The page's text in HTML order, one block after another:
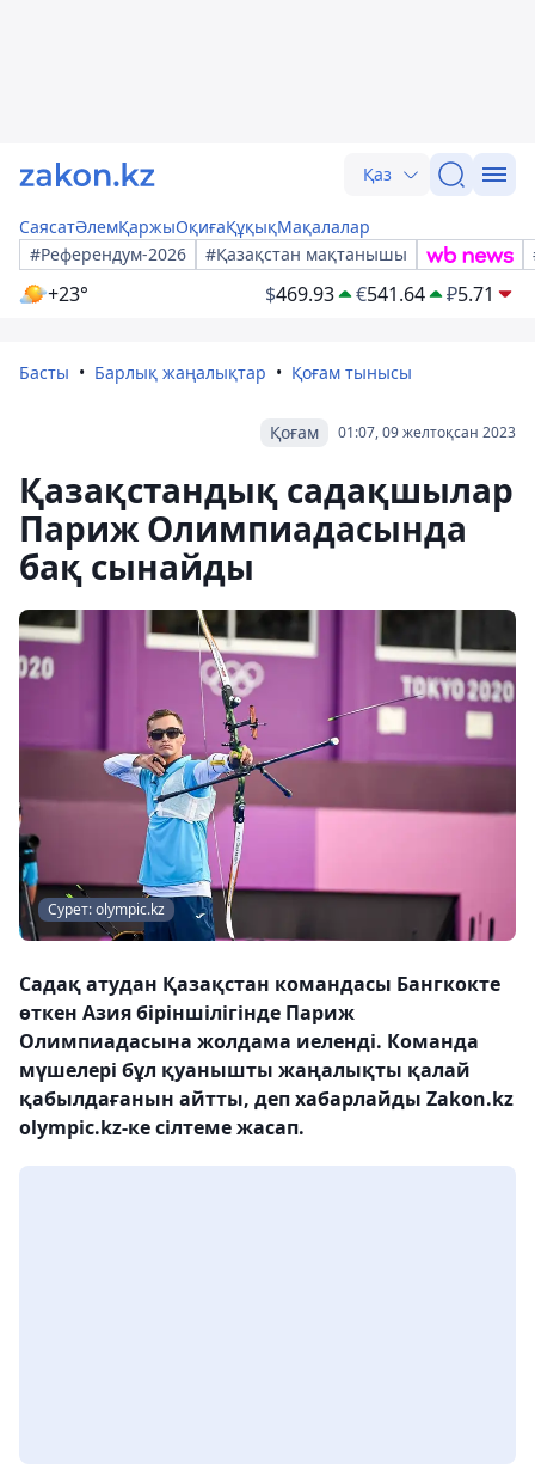
Қаз
СаясатӘлемҚаржыОқиғаҚұқықМақалалар
#Референдум-2026
#Қазақстан мақтанышы
+23° $469.93 €541.64 ₽5.71
Басты Барлық жаңалықтар Қоғам тынысы
01:07, 09 желтоқсан 2023
Қоғам
Қазақстандық садақшылар
Париж Олимпиадасында
бақ сынайды
Сурет: olympic.kz
Садақ атудан Қазақстан командасы Бангкокте
өткен Азия біріншілігінде Париж
Олимпиадасына жолдама иеленді. Команда
мүшелері бұл қуанышты жаңалықты қалай
қабылдағанын айтты, деп хабарлайды Zakon.kz
olympic.kz-ке сілтеме жасап.